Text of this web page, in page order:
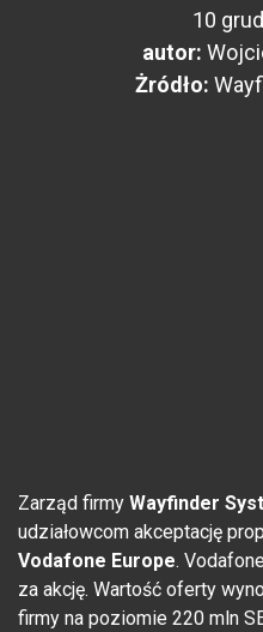
10
autor:
Żródło:
Zarząd firmy Wayfinder
udziałowcom akceptację
Vodafone Europe.
za akcję. Wartość oferty
firmy na poziomie 220 mln